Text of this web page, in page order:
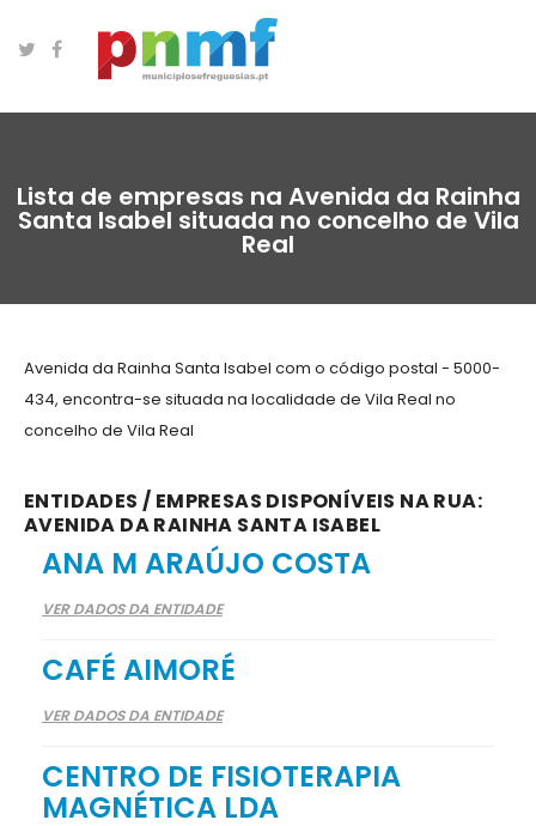
Lista de empresas na Avenida da Rainha
Santa Isabel situada no concelho de Vila
Real
Avenida da Rainha Santa Isabel com o código postal - 5000-
434, encontra-se situada na localidade de Vila Real no
concelho de Vila Real
ENTIDADES / EMPRESAS DISPONÍVEIS NA RUA:
AVENIDA DA RAINHA SANTA ISABEL
ANA M ARAÚJO COSTA
VER DADOS DA ENTIDADE
CAFÉ AIMORÉ
VER DADOS DA ENTIDADE
CENTRO DE FISIOTERAPIA
MAGNÉTICA LDA